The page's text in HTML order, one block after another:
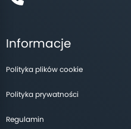
Informacje
Polityka plików cookie
Polityka prywatności
Regulamin